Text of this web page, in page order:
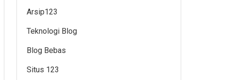
Arsip123
Teknologi Blog
Blog Bebas
Situs 123